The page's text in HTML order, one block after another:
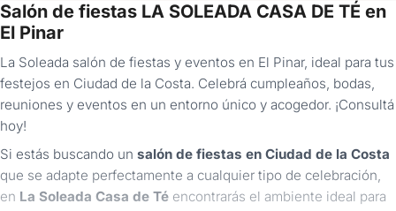
Salón de fiestas LA SOLEADA CASA DE TÉ en
El Pinar
La Soleada salón de fiestas y eventos en El Pinar, ideal para tus
festejos en Ciudad de la Costa. Celebrá cumpleaños, bodas,
reuniones y eventos en un entorno único y acogedor. ¡Consultá
hoy!
Si estás buscando un salón de fiestas en Ciudad de la Costa
que se adapte perfectamente a cualquier tipo de celebración,
en La Soleada Casa de Té encontrarás el ambiente ideal para
×
Consultar
¿Ya
tenés
cuenta?
sesión
aquí
para